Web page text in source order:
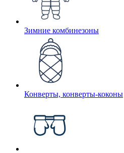
Зимние комбинезоны
Конверты, конверты-коконы